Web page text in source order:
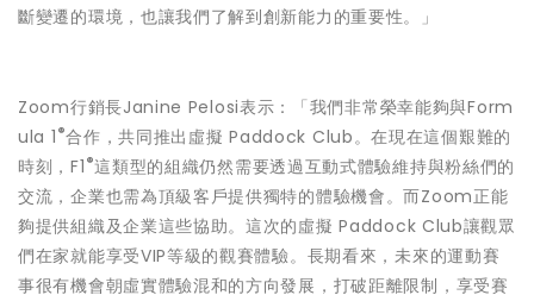
斷變遷的環境，也讓我們了解到創新能力的重要性。」
Zoom行銷長Janine Pelosi表示：「我們非常榮幸能夠與Form
ula 1 ®合作，共同推出虛擬 Paddock Club。在現在這個艱難的
時刻，F1 ®這類型的組織仍然需要透過互動式體驗維持與粉絲們的
交流，企業也需為頂級客戶提供獨特的體驗機會。而Zoom正能
夠提供組織及企業這些協助。這次的虛擬 Paddock Club讓觀眾
們在家就能享受VIP等級的觀賽體驗。長期看來，未來的運動賽
事很有機會朝虛實體驗混和的方向發展，打破距離限制，享受賽